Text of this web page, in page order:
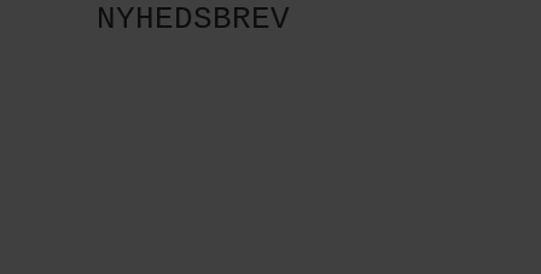
NYHEDSBREV